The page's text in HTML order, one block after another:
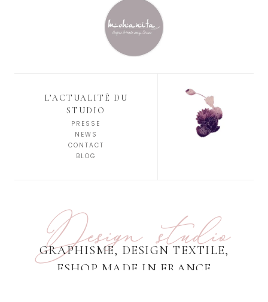
L’ACTUALITÉ DU
STUDIO
PRESSE
NEWS
CONTACT
BLOG
Design studio
GRAPHISME, DESIGN TEXTILE,
ESHOP MADE IN FRANCE